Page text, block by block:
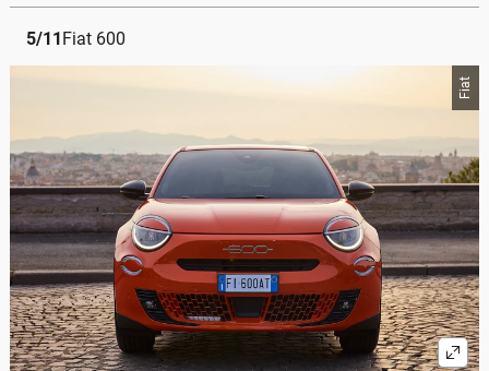
5/11Fiat 600
Fiat